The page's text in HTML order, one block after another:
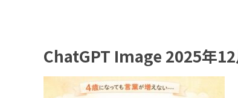
ChatGPT Image 2025年